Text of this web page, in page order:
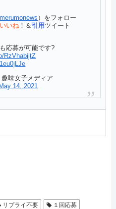
）をフォロー
いいね ！＆ 引用 ツイート
応募が可能です?
RzVhabijtZ
味女子メディア
14, 2021
リプライ不要 １回応募